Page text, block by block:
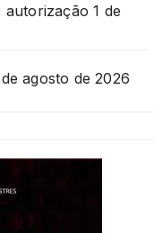
autorização 1 de
de agosto de 2026